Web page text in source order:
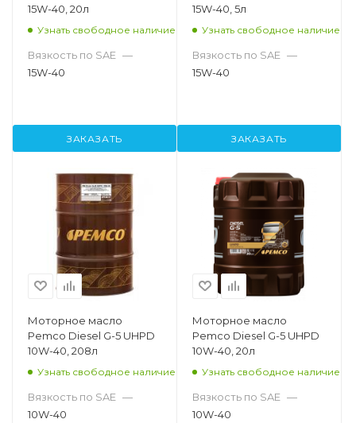
15W-40, 20л
Узнать свободное наличие
Вязкость по SAE —
15W-40
ЗАКАЗАТЬ
15W-40, 5л
Узнать свободное наличие
Вязкость по SAE —
15W-40
ЗАКАЗАТЬ
Моторное масло
Pemco Diesel G-5 UHPD
10W-40, 208л
Узнать свободное наличие
Вязкость по SAE —
10W-40
Моторное масло
Pemco Diesel G-5 UHPD
10W-40, 20л
Узнать свободное наличие
Вязкость по SAE —
10W-40